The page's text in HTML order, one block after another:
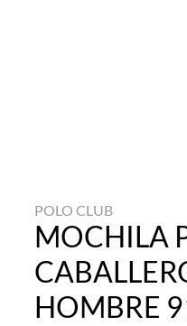
POLO CLUB
MOCHILA
HOMBRE